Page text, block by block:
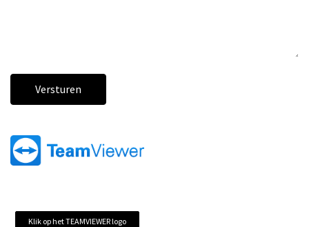
Versturen
Klik op het TEAMVIEWER logo